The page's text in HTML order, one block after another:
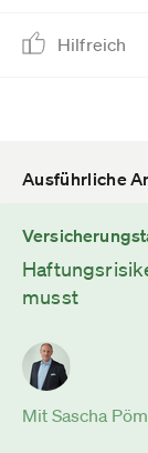
Hilfreich
Ausführliche
musst
Mit Sascha